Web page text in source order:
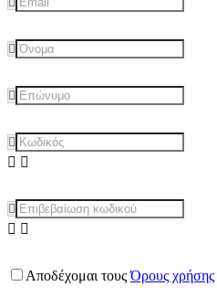
Αποδέχομαι τουςΌρους χρήσης